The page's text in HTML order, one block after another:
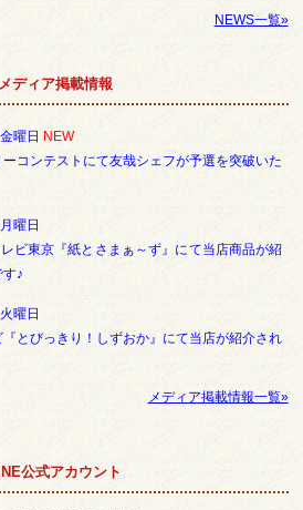
NEWS一覧»
メディア掲載情報
曜日 NEW
ーコンテストにて友哉シェフが予選を突破いた
曜日
ビ東京『紙とさまぁ～ず』にて当店商品が紹
♪
曜日
とびっきり！しずおか』にて当店が紹介され
メディア掲載情報一覧»
公式アカウント